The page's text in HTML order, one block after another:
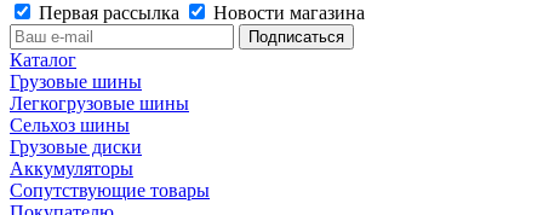
Первая рассылка
Новости магазина
Каталог
Грузовые шины
Легкогрузовые шины
Сельхоз шины
Грузовые диски
Аккумуляторы
Сопутствующие товары